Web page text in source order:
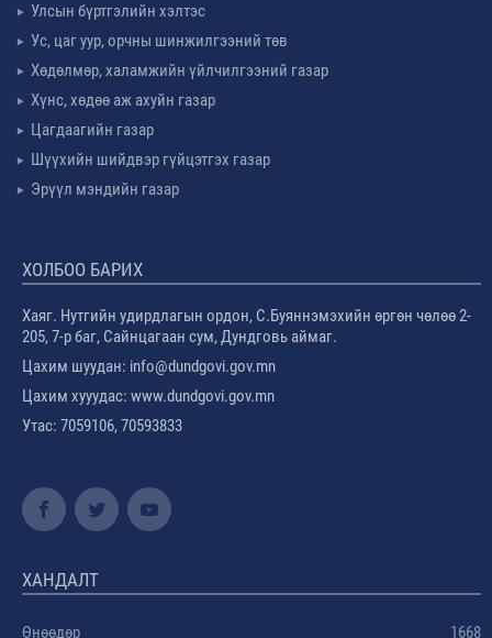
Улсын бүртгэлийн хэлтэс
Ус, цаг уур, орчны шинжилгээний төв
Хөдөлмөр, халамжийн үйлчилгээний газар
Хүнс, хөдөө аж ахуйн газар
Цагдаагийн газар
Шүүхийн шийдвэр гүйцэтгэх газар
Эрүүл мэндийн газар
ХОЛБОО БАРИХ
Хаяг. Нутгийн удирдлагын ордон, С.Буяннэмэхийн өргөн чөлөө 2-
205, 7-р баг, Сайнцагаан сум, Дундговь аймаг.
Цахим шуудан: info@dundgovi.gov.mn
Цахим хууудас: www.dundgovi.gov.mn
Утас: 7059106, 70593833
ХАНДАЛТ
Өнөөдөр 1668